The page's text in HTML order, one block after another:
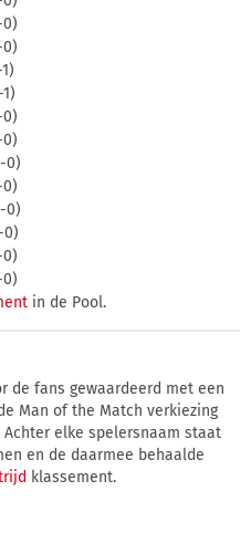
0)
0)
0)
0)
0)
0)
0)
0)
0)
0)
in de Pool.
de fans gewaardeerd met een
Man of the Match verkiezing
elke spelersnaam staat
en de daarmee behaalde
klassement.